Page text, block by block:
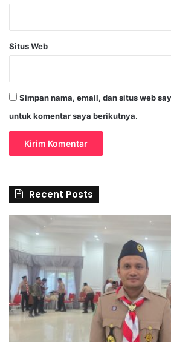
Situs Web
Simpan nama, email, dan situs web
untuk komentar saya berikutnya.
Recent Posts